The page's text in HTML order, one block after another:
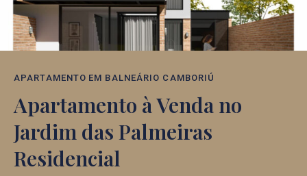
APARTAMENTO EM BALNEÁRIO CAMBORIÚ
Apartamento à Venda no
Jardim das Palmeiras
Residencial